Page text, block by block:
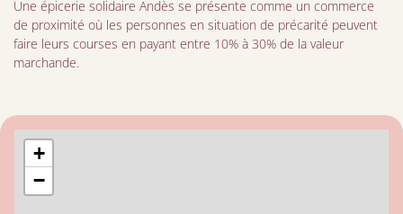
Une épicerie solidaire Andès se présente comme un commerce
de proximité où les personnes en situation de précarité peuvent
faire leurs courses en payant entre 10% à 30% de la valeur
marchande.
+
−